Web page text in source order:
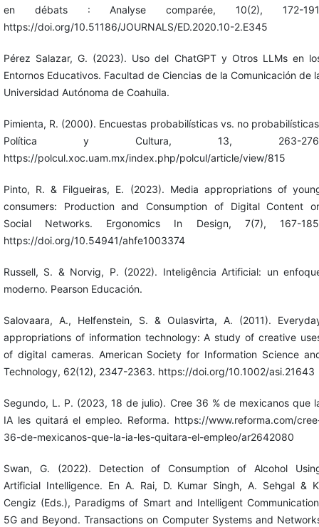
en débats : Analyse comparée, 10(2), 172-
https://doi.org/10.51186/JOURNALS/ED.2020.10-2.E345
Pérez Salazar, G. (2023). Uso del ChatGPT y Otros LLMs en
Entornos Educativos. Facultad de Ciencias de la Comunicación de
Universidad Autónoma de Coahuila.
Pimienta, R. (2000). Encuestas probabilísticas vs. no
Política y Cultura, 13, 263-
https://polcul.xoc.uam.mx/index.php/polcul/article/view/815
Pinto, R. & Filgueiras, E. (2023). Media appropriations of
consumers: Production and Consumption of Digital Content
Social Networks. Ergonomics In Design, 7(7), 167-
https://doi.org/10.54941/ahfe1003374
Russell, S. & Norvig, P. (2022). Inteligência Artificial: un
moderno. Pearson Educación.
Salovaara, A., Helfenstein, S. & Oulasvirta, A. (2011).
appropriations of information technology: A study of creative
of digital cameras. American Society for Information Science
Technology, 62(12), 2347-2363. https://doi.org/10.1002/asi.21643
Segundo, L. P. (2023, 18 de julio). Cree 36 % de mexicanos que
IA les quitará el empleo. Reforma. https://www.reforma.com/
36-de-mexicanos-que-la-ia-les-quitara-el-empleo/ar2642080
Swan, G. (2022). Detection of Consumption of Alcohol
Artificial Intelligence. En A. Rai, D. Kumar Singh, A. Sehgal &
Cengiz (Eds.), Paradigms of Smart and Intelligent
5G and Beyond. Transactions on Computer Systems and